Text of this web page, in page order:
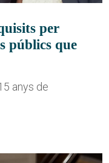
per
públics que
anys de